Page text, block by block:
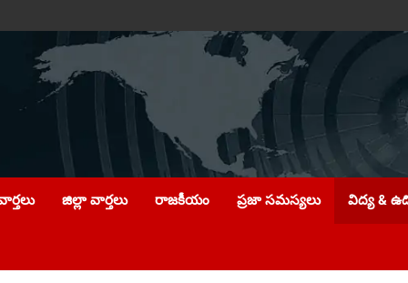
జిల్లా వార్తలు రాజకీయం ప్రజా సమస్యలు విద్య &